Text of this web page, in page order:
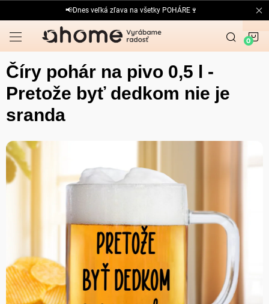
na
obsah
📢Dnes veľká zľava na všetky POHÁRE🍷
Číry pohár na pivo 0,5 l -
Pretože byť dedkom nie je
sranda